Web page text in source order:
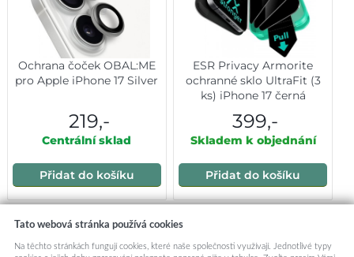
Ochrana čoček OBAL:ME
pro Apple iPhone 17 Silver
219,-
Centrální sklad
Přidat do košíku
ESR Privacy Armorite
ochranné sklo UltraFit (3
ks) iPhone 17 černá
399,-
Skladem k objednání
Přidat do košíku
Mohlo by vás zajímat:
Tato webová stránka používá cookies
Na těchto stránkách fungují cookies, které naše společnosti využívají. Jednotlivé typy